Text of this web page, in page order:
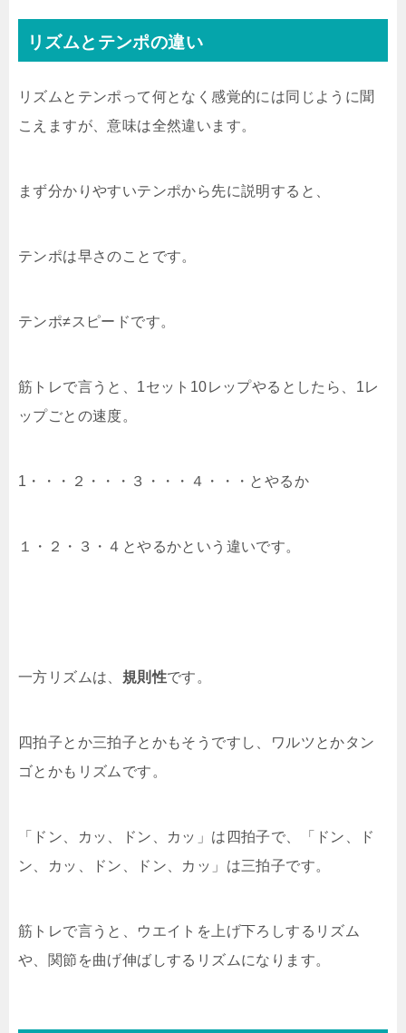
リズムとテンポの違い
リズムとテンポって何となく感覚的には同じように聞
こえますが、意味は全然違います。
まず分かりやすいテンポから先に説明すると、
テンポは早さのことです。
テンポ≠スピードです。
筋トレで言うと、1セット10レップやるとしたら、1レ
ップごとの速度。
1・・・２・・・３・・・４・・・とやるか
１・２・３・４とやるかという違いです。
一方リズムは、 規則性です。
四拍子とか三拍子とかもそうですし、ワルツとかタン
ゴとかもリズムです。
「ドン、カッ、ドン、カッ」は四拍子で、「ドン、ド
ン、カッ、ドン、ドン、カッ」は三拍子です。
筋トレで言うと、ウエイトを上げ下ろしするリズム
や、関節を曲げ伸ばしするリズムになります。